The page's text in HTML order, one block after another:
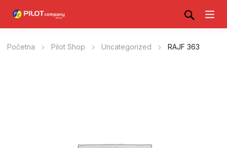
Početna Pilot Shop Uncategorized RAJF 363